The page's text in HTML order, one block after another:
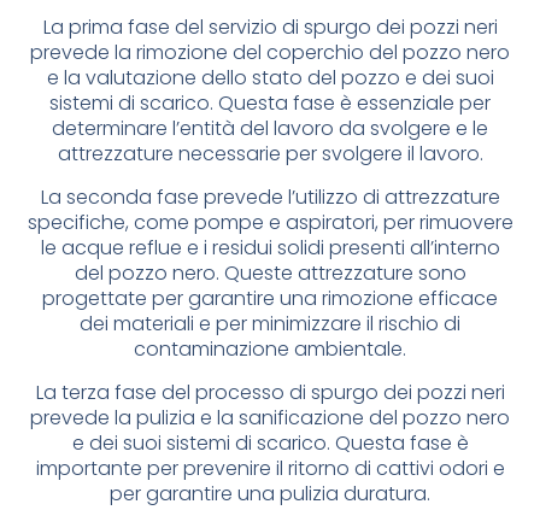
La prima fase del servizio di spurgo dei pozzi neri
prevede la rimozione del coperchio del pozzo nero
e la valutazione dello stato del pozzo e dei suoi
sistemi di scarico. Questa fase è essenziale per
determinare l’entità del lavoro da svolgere e le
attrezzature necessarie per svolgere il lavoro.
La seconda fase prevede l’utilizzo di attrezzature
specifiche, come pompe e aspiratori, per rimuovere
le acque reflue e i residui solidi presenti all’interno
del pozzo nero. Queste attrezzature sono
progettate per garantire una rimozione efficace
dei materiali e per minimizzare il rischio di
contaminazione ambientale.
La terza fase del processo di spurgo dei pozzi neri
prevede la pulizia e la sanificazione del pozzo nero
e dei suoi sistemi di scarico. Questa fase è
importante per prevenire il ritorno di cattivi odori e
per garantire una pulizia duratura.